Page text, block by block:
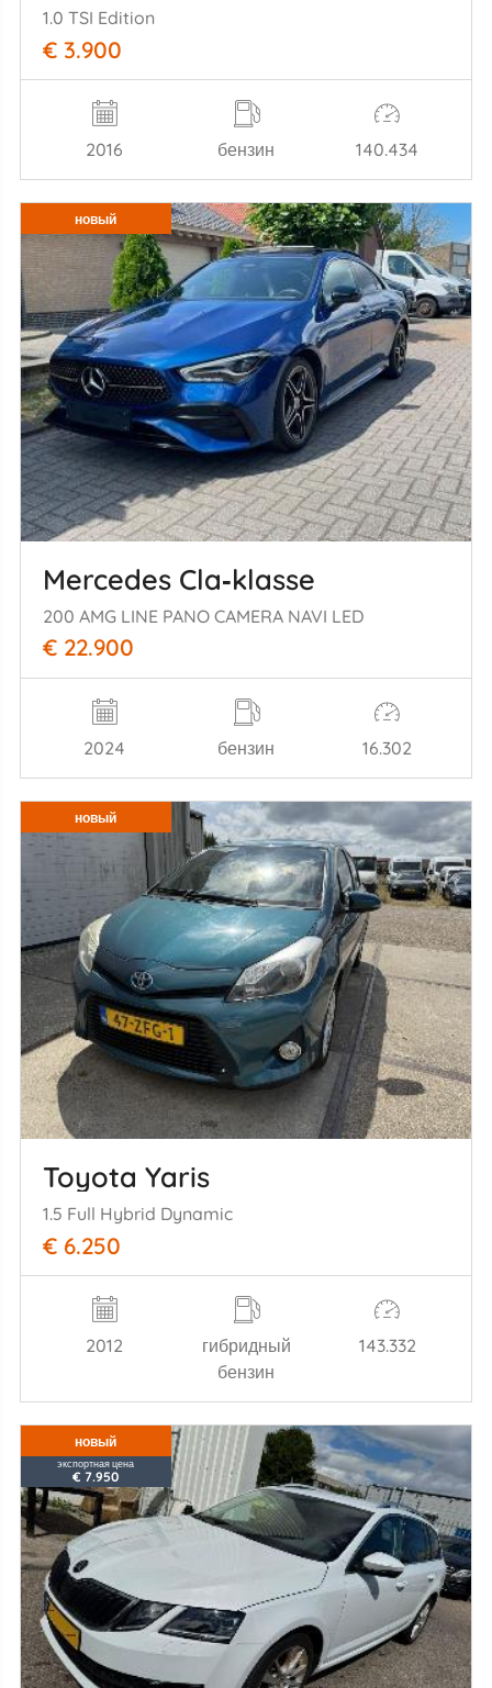
1.0 TSI Edition
€ 3.900
2016 бензин 140.434
новый
Mercedes Cla‑klasse
200 AMG LINE PANO CAMERA NAVI LED
€ 22.900
2024 бензин 16.302
новый
Toyota Yaris
1.5 Full Hybrid Dynamic
€ 6.250
2012
гибридный
бензин
143.332
новый
экспортная цена
€ 7.950